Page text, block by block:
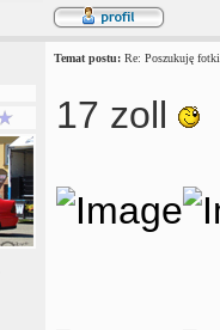
Temat postu: Re: Poszukuję fotki
17 zoll